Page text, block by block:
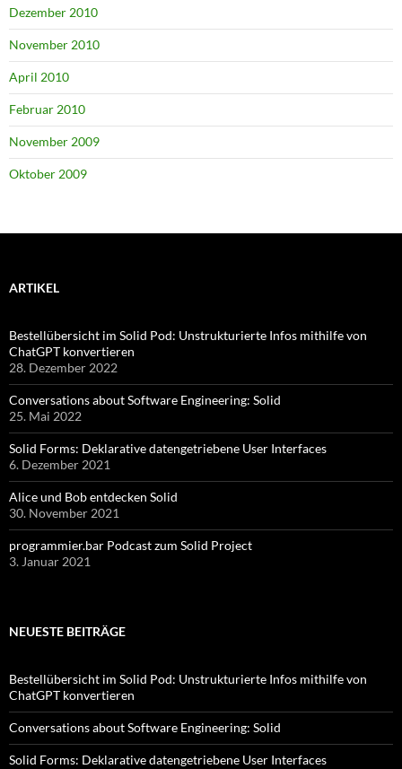
Dezember 2010
November 2010
April 2010
Februar 2010
November 2009
Oktober 2009
ARTIKEL
Bestellübersicht im Solid Pod: Unstrukturierte Infos mithilfe von
ChatGPT konvertieren
28. Dezember 2022
Conversations about Software Engineering: Solid
25. Mai 2022
Solid Forms: Deklarative datengetriebene User Interfaces
6. Dezember 2021
Alice und Bob entdecken Solid
30. November 2021
programmier.bar Podcast zum Solid Project
3. Januar 2021
NEUESTE BEITRÄGE
Bestellübersicht im Solid Pod: Unstrukturierte Infos mithilfe von
ChatGPT konvertieren
Conversations about Software Engineering: Solid
Solid Forms: Deklarative datengetriebene User Interfaces